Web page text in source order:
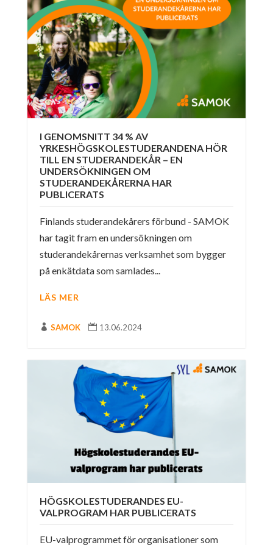
I GENOMSNITT 34 % AV
YRKESHÖGSKOLESTUDERANDENA HÖR
TILL EN STUDERANDEKÅR – EN
UNDERSÖKNINGEN OM
STUDERANDEKÅRERNA HAR
PUBLICERATS
Finlands studerandekårers förbund - SAMOK
har tagit fram en undersökningen om
studerandekårernas verksamhet som bygger
på enkätdata som samlades...
LÄS MER
 SAMOK  13.06.2024
HÖGSKOLESTUDERANDES EU-
VALPROGRAM HAR PUBLICERATS
EU-valprogrammet för organisationer som